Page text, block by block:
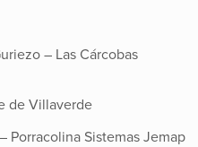
– Las Cárcobas
de Villaverde
Porracolina Sistemas Jemap